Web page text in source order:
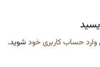
وارد حساب کاربری خود شوید.